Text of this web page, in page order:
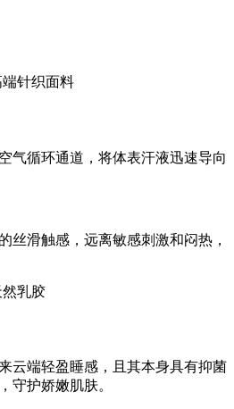
气循环通道，将体表汗液迅速导向
丝滑触感，远离敏感刺激和闷热，
云端轻盈睡感，且其本身具有抑菌
守护娇嫩肌肤。